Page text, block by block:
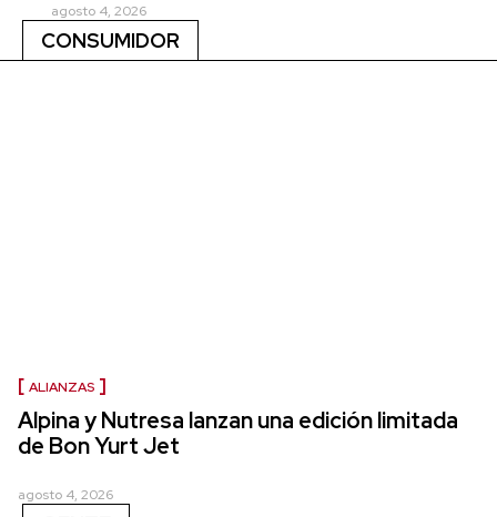
agosto 4, 2026
CONSUMIDOR
ALIANZAS
Alpina y Nutresa lanzan una edición limitada
de Bon Yurt Jet
agosto 4, 2026